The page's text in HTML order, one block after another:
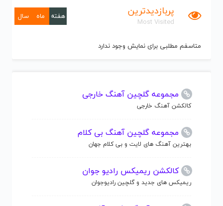
پربازدیدترین
Most Visited
هفته ماه سال
متاسفم مطلبی برای نمایش وجود ندارد
مجموعه گلچین آهنگ خارجی
کالکشن آهنگ خارجی
مجموعه گلچین آهنگ بی کلام
بهترین آهنگ های لایت و بی کلام جهان
کالکشن ریمیکس رادیو جوان
ریمیکس های جدید و گلچین رادیوجوان